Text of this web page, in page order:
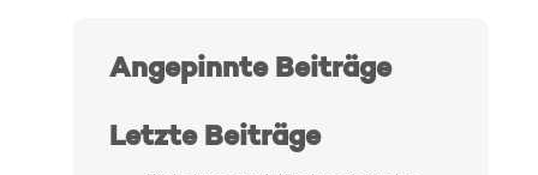
Angepinnte Beiträge
Letzte Beiträge